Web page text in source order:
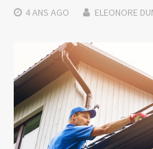
4 ANS AGO ELEONORE